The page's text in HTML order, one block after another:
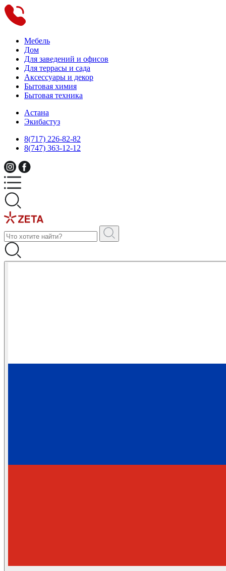
Мебель
Дом
Для заведений и офисов
Для террасы и сада
Аксессуары и декор
Бытовая химия
Бытовая техника
Астана
Экибастуз
8(717) 226-82-82
8(747) 363-12-12